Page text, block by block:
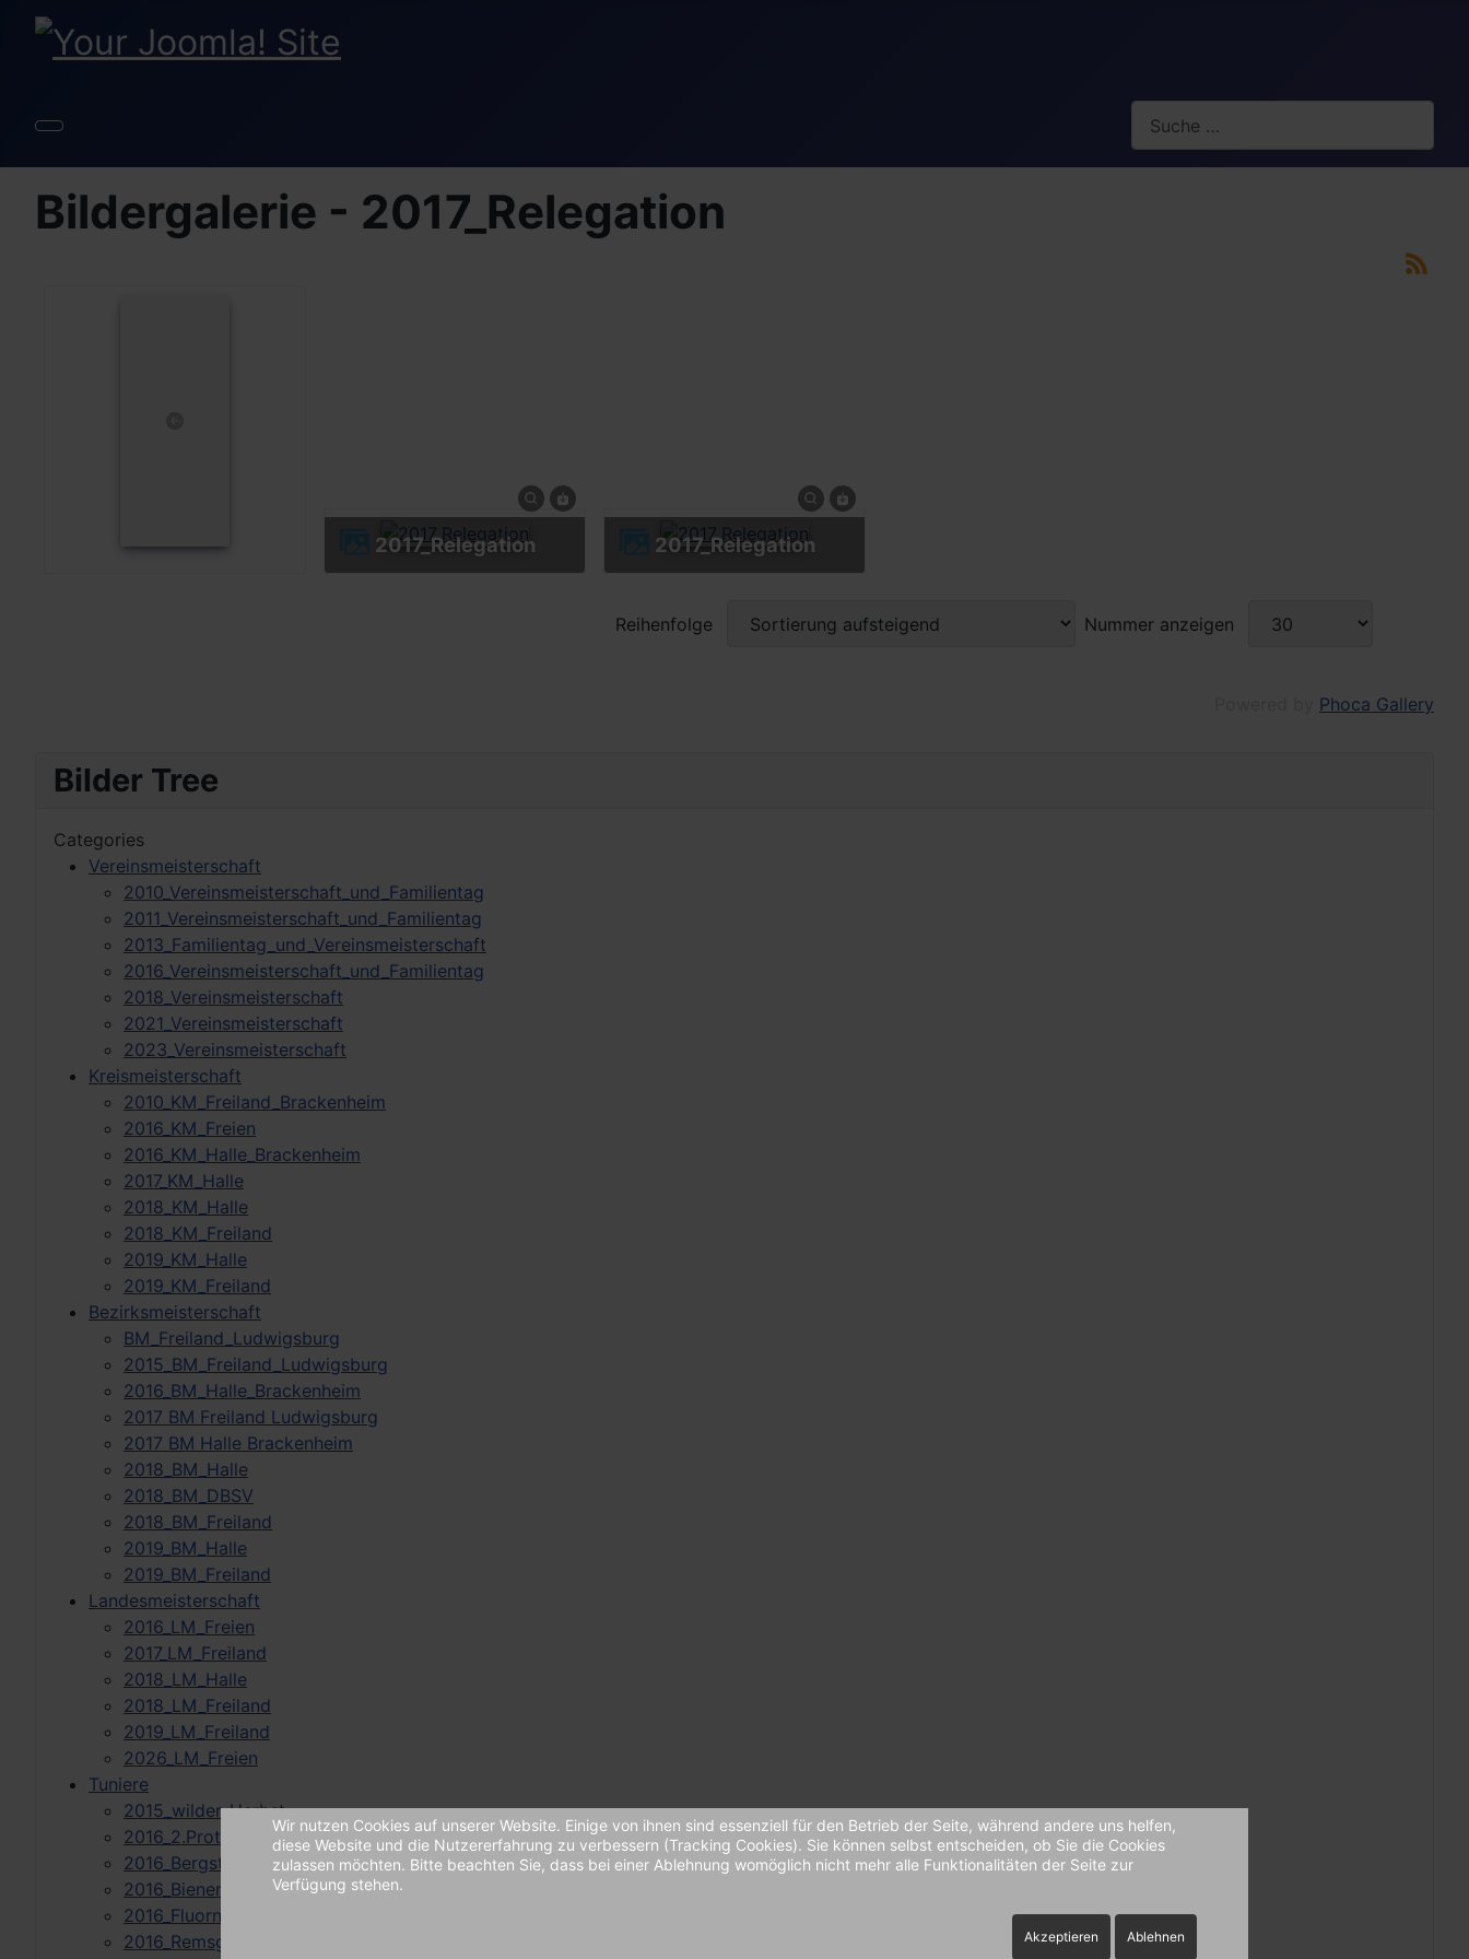
Bilder Tree
Categories
Vereinsmeisterschaft
2010_Vereinsmeisterschaft_und_Familientag
2011_Vereinsmeisterschaft_und_Familientag
2013_Familientag_und_Vereinsmeisterschaft
2016_Vereinsmeisterschaft_und_Familientag
2018_Vereinsmeisterschaft
2021_Vereinsmeisterschaft
2023_Vereinsmeisterschaft
Kreismeisterschaft
2010_KM_Freiland_Brackenheim
2016_KM_Freien
2016_KM_Halle_Brackenheim
2017_KM_Halle
2018_KM_Halle
2018_KM_Freiland
2019_KM_Halle
2019_KM_Freiland
Bezirksmeisterschaft
BM_Freiland_Ludwigsburg
2015_BM_Freiland_Ludwigsburg
2016_BM_Halle_Brackenheim
2017 BM Freiland Ludwigsburg
2017 BM Halle Brackenheim
2018_BM_Halle
2018_BM_DBSV
2018_BM_Freiland
2019_BM_Halle
2019_BM_Freiland
Landesmeisterschaft
2016_LM_Freien
2017_LM_Freiland
2018_LM_Halle
2018_LM_Freiland
2019_LM_Freiland
2026_LM_Freien
Tuniere
2015_wilder_Herbst
2016_2.Prototypenschmiede_Cup_Bempflingen
2016_Bergstrassen-Hallenturnier_Laudenbach
2016_Bienenwald-Turnier
2016_Fluorn-Winzel
2016_Remsgockel-Turnier
Bildergalerie - 2017_Relegation
2017_Relegation 2017_Relegation
Reihenfolge Nummer anzeigen
Phoca Gallery
Wir nutzen Cookies auf unserer Website. Einige von ihnen sind essenziell für den Betrieb der Seite, während andere uns helfen,
diese Website und die Nutzererfahrung zu verbessern (Tracking Cookies). Sie können selbst entscheiden, ob Sie die Cookies
zulassen möchten. Bitte beachten Sie, dass bei einer Ablehnung womöglich nicht mehr alle Funktionalitäten der Seite zur
Verfügung stehen.
Akzeptieren Ablehnen